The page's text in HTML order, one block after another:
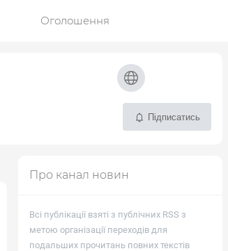
Оголошення
Підписатись
Про канал новин
Всі публікації взяті з публічних RSS з
метою організації переходів для
подальших прочитань повних текстів